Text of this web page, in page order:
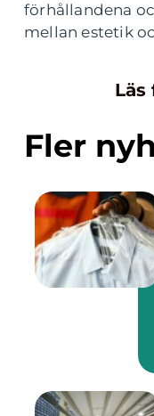
förhållandena
mellan estetik
Fler